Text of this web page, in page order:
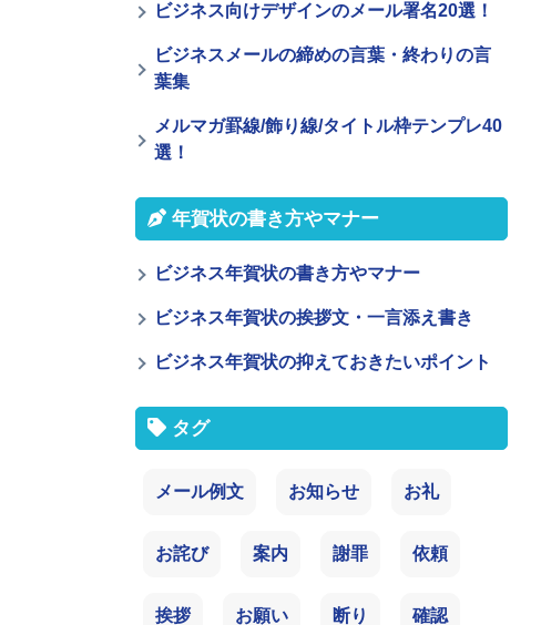
ビジネス向けデザインのメール署名20選！
ビジネスメールの締めの言葉・終わりの言
葉集
メルマガ罫線/飾り線/タイトル枠テンプレ40
選！
年賀状の書き方やマナー
ビジネス年賀状の書き方やマナー
ビジネス年賀状の挨拶文・一言添え書き
ビジネス年賀状の抑えておきたいポイント
タグ
メール例文 お知らせ お礼
お詫び 案内 謝罪 依頼
挨拶 お願い 断り 確認